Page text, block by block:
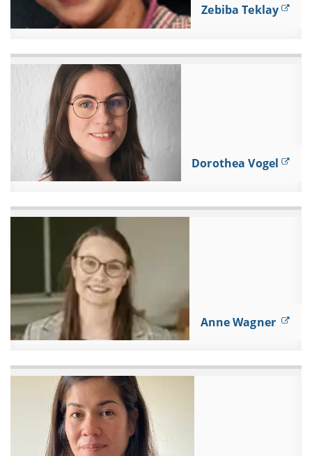
Zebiba Teklay
Dorothea Vogel
Anne Wagner